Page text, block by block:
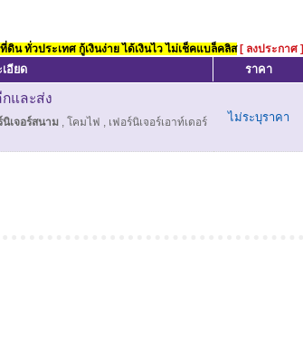
น ทั่วประเทศ กู้เงินง่าย ได้เงินไว ไม่เช็คแบล็คลิส [ ลงประกาศ ]
อียด ราคา
และส่ง
นิเจอร์สนาม , โคมไฟ , เฟอร์นิเจอร์เอาท์เดอร์
ไม่ระบุราคา